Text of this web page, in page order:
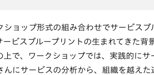
ショップ形式の組み合わせでサービスブ
ビスブループリントの生まれてきた背
で、ワークショップでは、実践的にサ
んにサービスの分析から、組織を越え